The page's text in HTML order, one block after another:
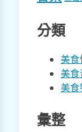
分類
美
美
美食
彙整